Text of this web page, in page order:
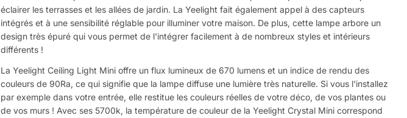
éclairer les terrasses et les allées de jardin. La Yeelight fait également appel à des capteurs
intégrés et à une sensibilité réglable pour illuminer votre maison. De plus, cette lampe arbore un
design très épuré qui vous permet de l'intégrer facilement à de nombreux styles et intérieurs
différents !
La Yeelight Ceiling Light Mini offre un flux lumineux de 670 lumens et un indice de rendu des
couleurs de 90Ra, ce qui signifie que la lampe diffuse une lumière très naturelle. Si vous l'installez
par exemple dans votre entrée, elle restitue les couleurs réelles de votre déco, de vos plantes ou
de vos murs ! Avec ses 5700k, la température de couleur de la Yeelight Crystal Mini correspond